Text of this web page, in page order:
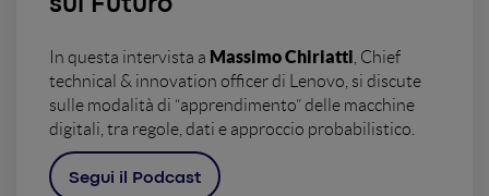
sul Futuro
In questa intervista a Massimo Chiriatti , Chief
technical & innovation officer di Lenovo, si discute
sulle modalità di “apprendimento” delle macchine
digitali, tra regole, dati e approccio probabilistico.
Segui il Podcast